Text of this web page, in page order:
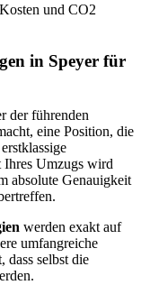
und CO2
in Speyer für
der führenden
eine Position, die
Ihres Umzugs wird
absolute Genauigkeit
werden exakt auf
umfangreiche
dass selbst die